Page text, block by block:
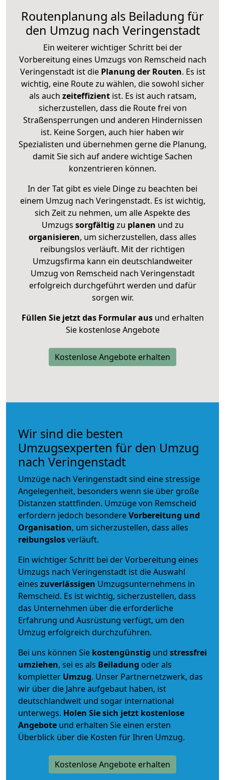
Routenplanung als Beiladung für
den Umzug nach Veringenstadt
Ein weiterer wichtiger Schritt bei der
Vorbereitung eines Umzugs von Remscheid nach
Veringenstadt ist diePlanung der Routen. Es ist
wichtig, eine Route zu wählen, die sowohl sicher
als auch zeiteffizientist. Es ist auch ratsam,
sicherzustellen, dass die Route frei von
Straßensperrungen und anderen Hindernissen
ist. Keine Sorgen, auch hier haben wir
Spezialisten und übernehmen gerne die Planung,
damit Sie sich auf andere wichtige Sachen
konzentrieren können.
In der Tat gibt es viele Dinge zu beachten bei
einem Umzug nach Veringenstadt. Es ist wichtig,
sich Zeit zu nehmen, um alle Aspekte des
Umzugs sorgfältig zu planen und zu
organisieren, um sicherzustellen, dass alles
reibungslos verläuft. Mit der richtigen
Umzugsfirma kann ein deutschlandweiter
Umzug von Remscheid nach Veringenstadt
erfolgreich durchgeführt werden und dafür
sorgen wir.
Füllen Sie jetzt das Formular ausund erhalten
Sie kostenlose Angebote
Kostenlose Angebote erhalten
Wir sind die besten
Umzugsexperten für den Umzug
nach Veringenstadt
Umzüge nach Veringenstadt sind eine stressige
Angelegenheit, besonders wenn sie über große
Distanzen stattfinden. Umzüge von Remscheid
erfordern jedoch besondereVorbereitung und
Organisation, um sicherzustellen, dass alles
reibungslosverläuft.
Ein wichtiger Schritt bei der Vorbereitung eines
Umzugs nach Veringenstadt ist die Auswahl
eines zuverlässigen Umzugsunternehmens in
Remscheid. Es ist wichtig, sicherzustellen, dass
das Unternehmen über die erforderliche
Erfahrung und Ausrüstung verfügt, um den
Umzug erfolgreich durchzuführen.
Bei uns können Sie kostengünstig und stressfrei
umziehen, sei es als Beiladung oder als
kompletter Umzug. Unser Partnernetzwerk, das
wir über die Jahre aufgebaut haben, ist
deutschlandweit und sogar international
unterwegs. Holen Sie sich jetzt kostenlose
Angebote und erhalten Sie einen ersten
Überblick über die Kosten für Ihren Umzug.
Kostenlose Angebote erhalten